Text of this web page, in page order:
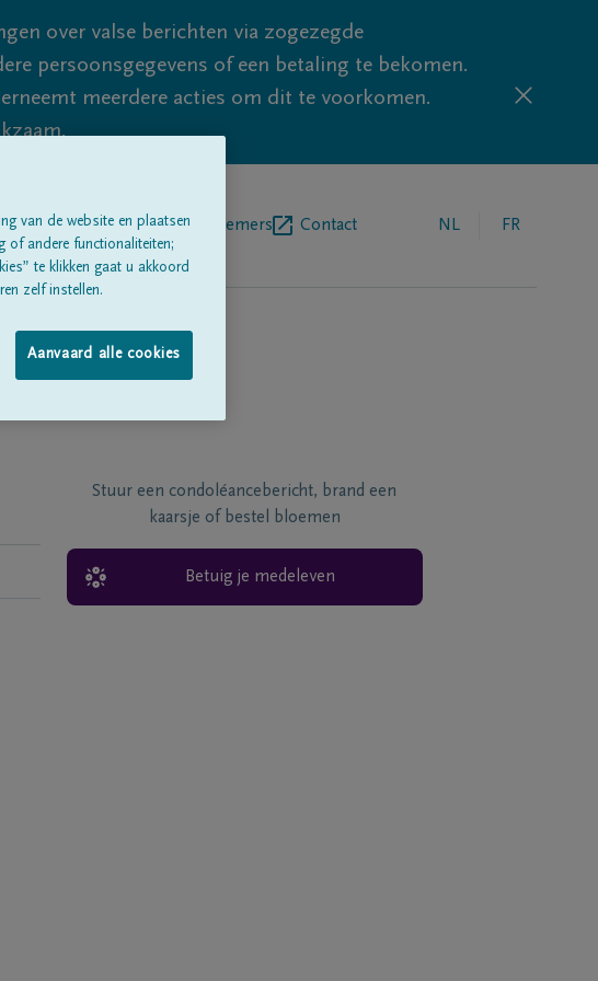
over valse berichten via zogezegde
persoonsgegevens of een betaling te bekomen.
meerdere acties om dit te voorkomen.
Over onsBegrafenisondernemers Contact NL FR
Stuur een condoléancebericht, brand een
kaarsje of bestel bloemen
Betuig je medeleven
van de website en plaatsen
of andere functionaliteiten;
te klikken gaat u akkoord
zelf instellen.
Aanvaard alle cookies